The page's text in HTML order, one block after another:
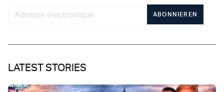
ABONNIEREN
LATEST STORIES